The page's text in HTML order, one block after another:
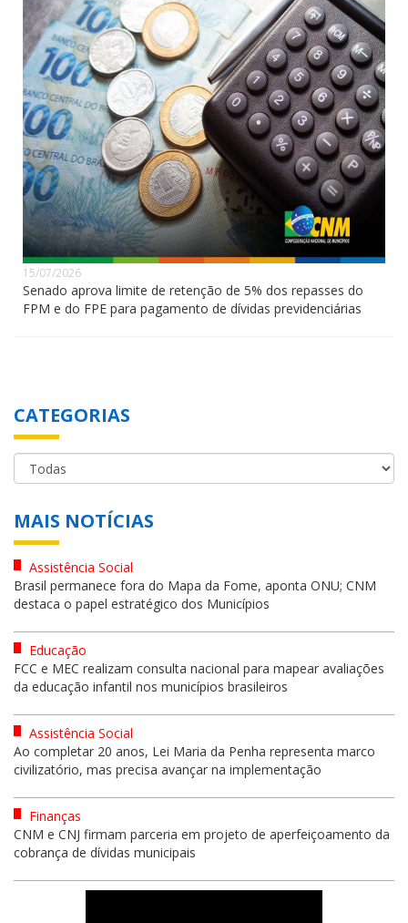
15/07/2026
Senado aprova limite de retenção de 5% dos repasses do
FPM e do FPE para pagamento de dívidas previdenciárias
CATEGORIAS
MAIS NOTÍCIAS
Assistência Social
Brasil permanece fora do Mapa da Fome, aponta ONU; CNM
destaca o papel estratégico dos Municípios
Educação
FCC e MEC realizam consulta nacional para mapear avaliações
da educação infantil nos municípios brasileiros
Assistência Social
Ao completar 20 anos, Lei Maria da Penha representa marco
civilizatório, mas precisa avançar na implementação
Finanças
CNM e CNJ firmam parceria em projeto de aperfeiçoamento da
cobrança de dívidas municipais